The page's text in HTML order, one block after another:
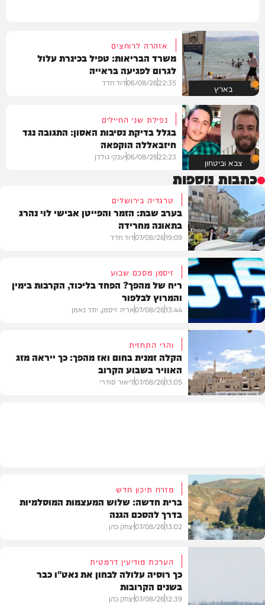
בארץ
אזהרה לרוחצים
משרד הבריאות: טפיל בכינרת עלול
לגרום לפגיעה בראייה
22:35
06/08/26דוד חדד
צבא וביטחון
נפילת שני החיילים
בגלל בדיקת נסיבות האסון: התגובה נגד
חיזבאללה הוקפאה
22:23
06/08/26יענקי גולדן
כתבות נוספות
בארץ
טרגדיה בירושלים
בערב שבת: הזמר והפייטן אבישי לוי נהרג
בתאונה מחרידה
19:09
07/08/26דוד חדד
פוליטי
זיסמן מסכם שבוע
ריח של מהפך? הפחד בליכוד, הקרבות בימין
והמרוץ לבלפור
13:44
07/08/26אריה זיסמן, יתד נאמן
והרי התחזית
הקלה זמנית בחום ואז מהפך: כך ייראה מזג
האוויר בשבוע הקרוב
13:05
07/08/26ליאור סודרי
מזרח תיכון חדש
ברית חדשה: שלוש המעצמות המוסלמיות
בדרך להסכם הגנה
13:02
07/08/26יצחק כהן
הערכת מודיעין דרמטית
כך רוסיה עלולה לבחון את נאט"ו כבר
בשנים הקרובות
12:39
07/08/26יצחק כהן